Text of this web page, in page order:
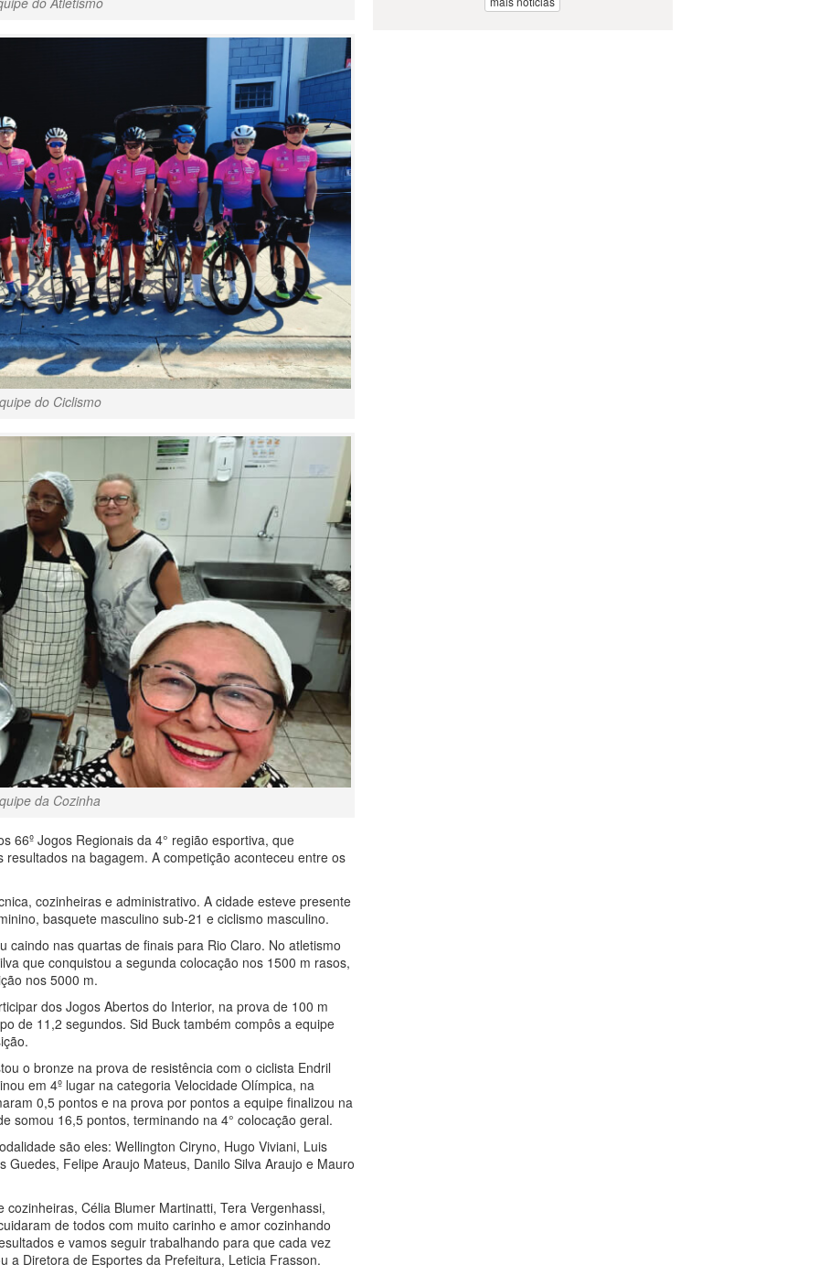
do Ciclismo
da Cozinha
66º Jogos Regionais da 4° região esportiva, que
na bagagem. A competição aconteceu entre os
cozinheiras e administrativo. A cidade esteve presente
basquete masculino sub-21 e ciclismo masculino.
caindo nas quartas de finais para Rio Claro. No atletismo
que conquistou a segunda colocação nos 1500 m rasos,
nos 5000 m.
dos Jogos Abertos do Interior, na prova de 100 m
de 11,2 segundos. Sid Buck também compôs a equipe
o bronze na prova de resistência com o ciclista Endril
em 4º lugar na categoria Velocidade Olímpica, na
0,5 pontos e na prova por pontos a equipe finalizou na
somou 16,5 pontos, terminando na 4° colocação geral.
são eles: Wellington Ciryno, Hugo Viviani, Luis
Felipe Araujo Mateus, Danilo Silva Araujo e Mauro
Célia Blumer Martinatti, Tera Vergenhassi,
de todos com muito carinho e amor cozinhando
e vamos seguir trabalhando para que cada vez
a Diretora de Esportes da Prefeitura, Leticia Frasson.